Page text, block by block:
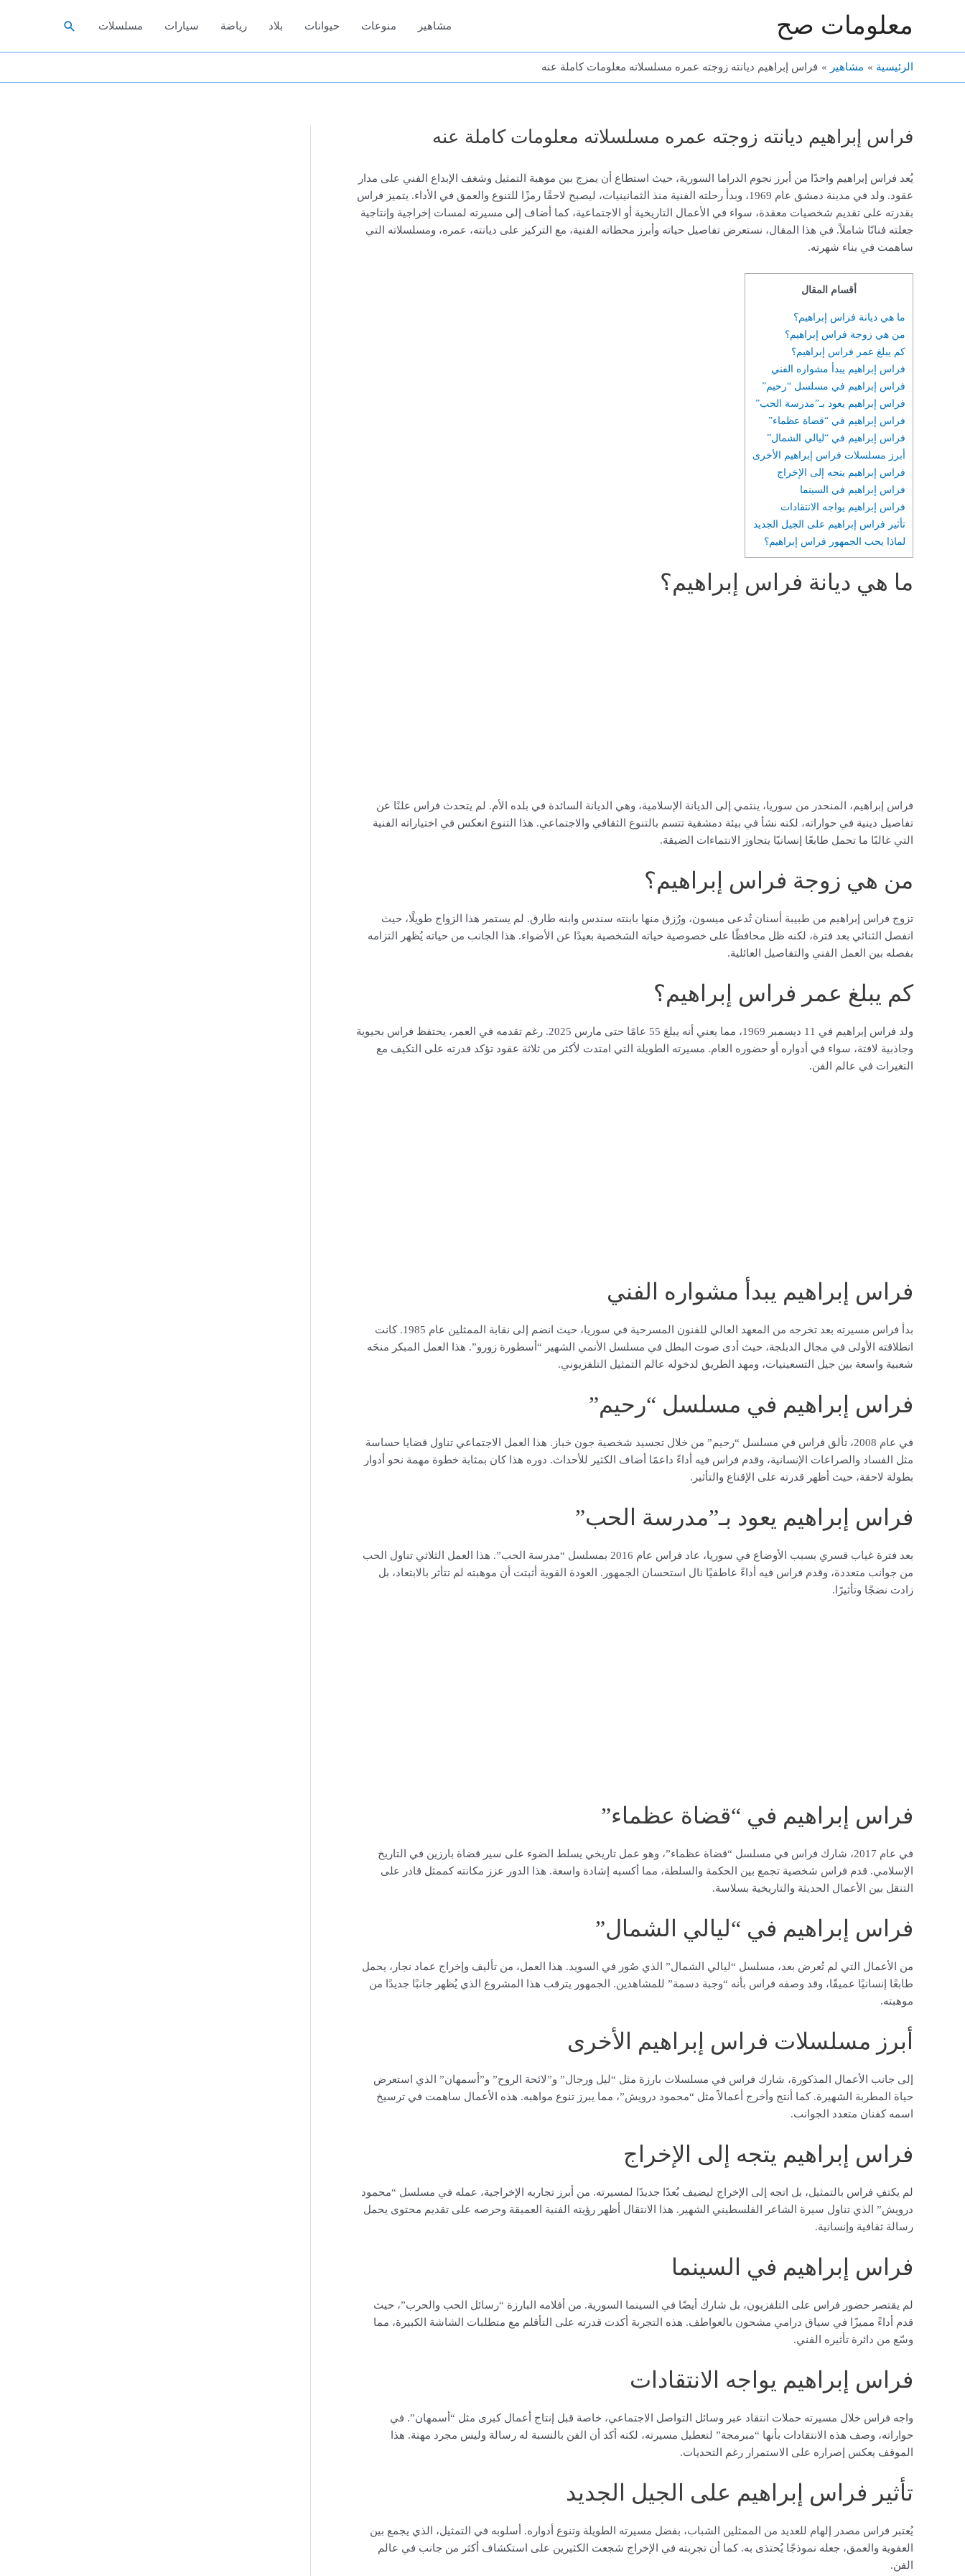
معلومات صح مشاهير منوعات حيوانات بلاد رياضة سيارات مسلسلات البحث
الرئيسية مشاهير فراس إبراهيم ديانته زوجته عمره مسلسلاته معلومات كاملة عنه
فراس إبراهيم ديانته زوجته عمره مسلسلاته معلومات كاملة عنه
يُعد فراس إبراهيم واحدًا من أبرز نجوم الدراما السورية، حيث استطاع أن يمزج بين موهبة التمثيل وشغف الإبداع الفني على مدار
عقود. ولد في مدينة دمشق عام 1969، وبدأ رحلته الفنية منذ الثمانينيات، ليصبح لاحقًا رمزًا للتنوع والعمق في الأداء. يتميز فراس
بقدرته على تقديم شخصيات معقدة، سواء في الأعمال التاريخية أو الاجتماعية، كما أضاف إلى مسيرته لمسات إخراجية وإنتاجية
جعلته فنانًا شاملاً. في هذا المقال، نستعرض تفاصيل حياته وأبرز محطاته الفنية، مع التركيز على ديانته، عمره، ومسلسلاته التي
ساهمت في بناء شهرته.
أقسام المقال
ما هي ديانة فراس إبراهيم؟
من هي زوجة فراس إبراهيم؟
كم يبلغ عمر فراس إبراهيم؟
فراس إبراهيم يبدأ مشواره الفني
فراس إبراهيم في مسلسل “رحيم”
فراس إبراهيم يعود بـ”مدرسة الحب”
فراس إبراهيم في “قضاة عظماء”
فراس إبراهيم في “ليالي الشمال”
أبرز مسلسلات فراس إبراهيم الأخرى
فراس إبراهيم يتجه إلى الإخراج
فراس إبراهيم في السينما
فراس إبراهيم يواجه الانتقادات
تأثير فراس إبراهيم على الجيل الجديد
لماذا يحب الجمهور فراس إبراهيم؟
ما هي ديانة فراس إبراهيم؟
فراس إبراهيم، المنحدر من سوريا، ينتمي إلى الديانة الإسلامية، وهي الديانة السائدة في بلده الأم. لم يتحدث فراس علنًا عن
تفاصيل دينية في حواراته، لكنه نشأ في بيئة دمشقية تتسم بالتنوع الثقافي والاجتماعي. هذا التنوع انعكس في اختياراته الفنية
التي غالبًا ما تحمل طابعًا إنسانيًا يتجاوز الانتماءات الضيقة.
من هي زوجة فراس إبراهيم؟
تزوج فراس إبراهيم من طبيبة أسنان تُدعى ميسون، ورُزق منها بابنته سندس وابنه طارق. لم يستمر هذا الزواج طويلًا، حيث
انفصل الثنائي بعد فترة، لكنه ظل محافظًا على خصوصية حياته الشخصية بعيدًا عن الأضواء. هذا الجانب من حياته يُظهر التزامه
بفصله بين العمل الفني والتفاصيل العائلية.
كم يبلغ عمر فراس إبراهيم؟
ولد فراس إبراهيم في 11 ديسمبر 1969، مما يعني أنه يبلغ 55 عامًا حتى مارس 2025. رغم تقدمه في العمر، يحتفظ فراس بحيوية
وجاذبية لافتة، سواء في أدواره أو حضوره العام. مسيرته الطويلة التي امتدت لأكثر من ثلاثة عقود تؤكد قدرته على التكيف مع
التغيرات في عالم الفن.
فراس إبراهيم يبدأ مشواره الفني
بدأ فراس مسيرته بعد تخرجه من المعهد العالي للفنون المسرحية في سوريا، حيث انضم إلى نقابة الممثلين عام 1985. كانت
انطلاقته الأولى في مجال الدبلجة، حيث أدى صوت البطل في مسلسل الأنمي الشهير “أسطورة زورو”. هذا العمل المبكر منحَه
شعبية واسعة بين جيل التسعينيات، ومهد الطريق لدخوله عالم التمثيل التلفزيوني.
فراس إبراهيم في مسلسل “رحيم”
في عام 2008، تألق فراس في مسلسل “رحيم” من خلال تجسيد شخصية جون خباز. هذا العمل الاجتماعي تناول قضايا حساسة
مثل الفساد والصراعات الإنسانية، وقدم فراس فيه أداءً داعمًا أضاف الكثير للأحداث. دوره هذا كان بمثابة خطوة مهمة نحو أدوار
بطولة لاحقة، حيث أظهر قدرته على الإقناع والتأثير.
فراس إبراهيم يعود بـ”مدرسة الحب”
بعد فترة غياب قسري بسبب الأوضاع في سوريا، عاد فراس عام 2016 بمسلسل “مدرسة الحب”. هذا العمل الثلاثي تناول الحب
من جوانب متعددة، وقدم فراس فيه أداءً عاطفيًا نال استحسان الجمهور. العودة القوية أثبتت أن موهبته لم تتأثر بالابتعاد، بل
زادت نضجًا وتأثيرًا.
فراس إبراهيم في “قضاة عظماء”
في عام 2017، شارك فراس في مسلسل “قضاة عظماء”، وهو عمل تاريخي يسلط الضوء على سير قضاة بارزين في التاريخ
الإسلامي. قدم فراس شخصية تجمع بين الحكمة والسلطة، مما أكسبه إشادة واسعة. هذا الدور عزز مكانته كممثل قادر على
التنقل بين الأعمال الحديثة والتاريخية بسلاسة.
فراس إبراهيم في “ليالي الشمال”
من الأعمال التي لم تُعرض بعد، مسلسل “ليالي الشمال” الذي صُور في السويد. هذا العمل، من تأليف وإخراج عماد نجار، يحمل
طابعًا إنسانيًا عميقًا، وقد وصفه فراس بأنه “وجبة دسمة” للمشاهدين. الجمهور يترقب هذا المشروع الذي يُظهر جانبًا جديدًا من
موهبته.
أبرز مسلسلات فراس إبراهيم الأخرى
إلى جانب الأعمال المذكورة، شارك فراس في مسلسلات بارزة مثل “ليل ورجال” و”لائحة الروح” و”أسمهان” الذي استعرض
حياة المطربة الشهيرة. كما أنتج وأخرج أعمالاً مثل “محمود درويش”، مما يبرز تنوع مواهبه. هذه الأعمال ساهمت في ترسيخ
اسمه كفنان متعدد الجوانب.
فراس إبراهيم يتجه إلى الإخراج
لم يكتفِ فراس بالتمثيل، بل اتجه إلى الإخراج ليضيف بُعدًا جديدًا لمسيرته. من أبرز تجاربه الإخراجية، عمله في مسلسل “محمود
درويش” الذي تناول سيرة الشاعر الفلسطيني الشهير. هذا الانتقال أظهر رؤيته الفنية العميقة وحرصه على تقديم محتوى يحمل
رسالة ثقافية وإنسانية.
فراس إبراهيم في السينما
لم يقتصر حضور فراس على التلفزيون، بل شارك أيضًا في السينما السورية. من أفلامه البارزة “رسائل الحب والحرب”، حيث
قدم أداءً مميزًا في سياق درامي مشحون بالعواطف. هذه التجربة أكدت قدرته على التأقلم مع متطلبات الشاشة الكبيرة، مما
وسّع من دائرة تأثيره الفني.
فراس إبراهيم يواجه الانتقادات
واجه فراس خلال مسيرته حملات انتقاد عبر وسائل التواصل الاجتماعي، خاصة قبل إنتاج أعمال كبرى مثل “أسمهان”. في
حواراته، وصف هذه الانتقادات بأنها “مبرمجة” لتعطيل مسيرته، لكنه أكد أن الفن بالنسبة له رسالة وليس مجرد مهنة. هذا
الموقف يعكس إصراره على الاستمرار رغم التحديات.
تأثير فراس إبراهيم على الجيل الجديد
يُعتبر فراس مصدر إلهام للعديد من الممثلين الشباب، بفضل مسيرته الطويلة وتنوع أدواره. أسلوبه في التمثيل، الذي يجمع بين
العفوية والعمق، جعله نموذجًا يُحتذى به. كما أن تجربته في الإخراج شجعت الكثيرين على استكشاف أكثر من جانب في عالم
الفن.